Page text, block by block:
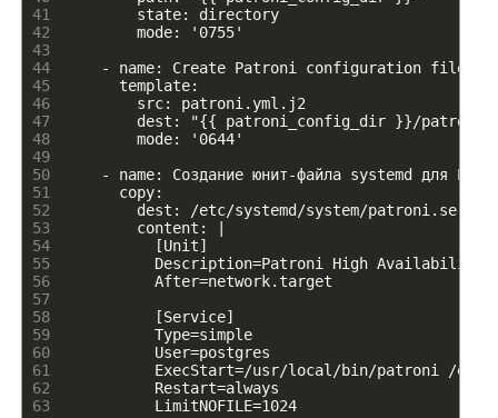
41
42
43
44
45
46
47
48
49
50
51
52
53
54
55
56
57
58
59
60
61
62
63
state: directory
mode: '0755'
- name: Create Patroni configuration file
template:
src: patroni.yml.j2
dest: "{{ patroni config dir }}/patroni
mode: '0644'
- name: Создание юнит-файла systemd для
copy:
dest: /etc/systemd/system/
content: |
[Unit]
Description=Patroni High Availability
After=network.target
[Service]
Type=simple
User=postgres
ExecStart=/usr/local/bin/patroni /etc/
Restart=always
LimitNOFILE=1024